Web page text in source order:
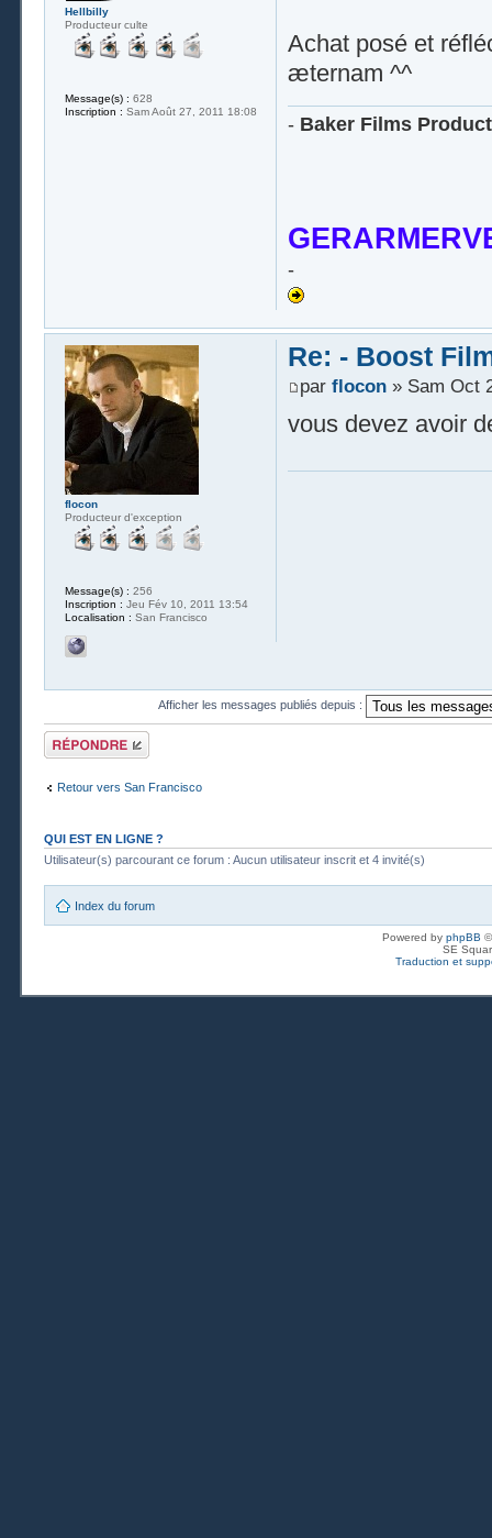
Achat posé et
æternam ^^
- Baker Films
-
Hellbilly
Producteur culte
Message(s) : 628
Inscription : Sam Août 27, 2011 18:08
Re: - Boost
par flocon» Sam Oct
vous devez avoir
flocon
Producteur d'exception
Message(s) : 256
Inscription : Jeu Fév 10, 2011 13:54
Localisation : San Francisco
Afficher les messages publiés depuis :
Publier une
réponse
Retour vers San Francisco
QUI EST EN LIGNE ?
Utilisateur(s) parcourant ce forum : Aucun utilisateur inscrit et 4 invité(s)
Index du forum
Powered by phpBB
SE
Traduction et